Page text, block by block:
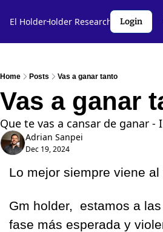
El Holder
Holder🤝 Holder Research💻️Login
Home Posts Vas a ganar tanto
Vas a ganar
Que te vas a cansar de ganar -
Adrian Sanpei
Dec 19, 2024
Lo mejor siempre viene al
Gm holder,  estamos a
fase más esperada y